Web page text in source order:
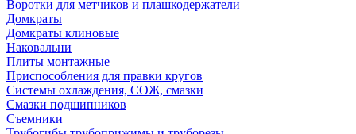
Воротки для метчиков и плашкодержатели
Домкраты
Домкраты клиновые
Наковальни
Плиты монтажные
Приспособления для правки кругов
Системы охлаждения, СОЖ, смазки
Смазки подшипников
Съемники